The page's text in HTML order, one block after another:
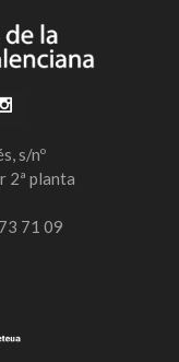
s/nº
2ª planta
71 09